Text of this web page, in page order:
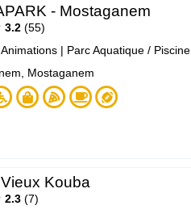
- Mostaganem
3.2 55
| Parc Aquatique / Piscine
Mostaganem
Kouba
2.3 7